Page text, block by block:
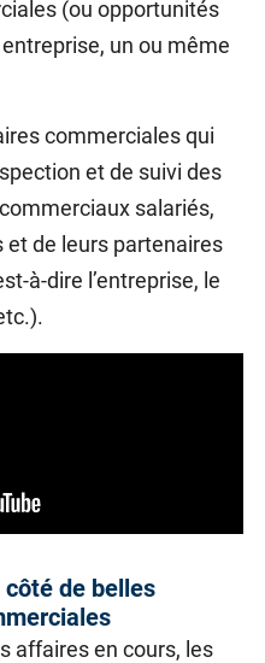
(ou opportunités
un ou même
commerciales qui
et de suivi des
salariés,
de leurs partenaires
à-dire l’entreprise, le
côté de belles
affaires en cours, les